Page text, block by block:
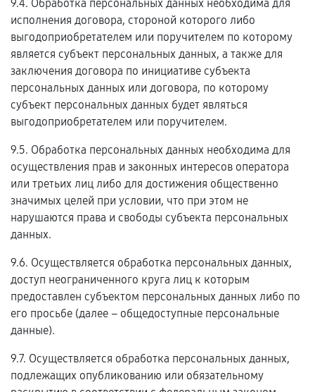
9.4. Обработка персональных данных необходима для
исполнения договора, стороной которого либо
выгодоприобретателем или поручителем по которому
является субъект персональных данных, а также для
заключения договора по инициативе субъекта
персональных данных или договора, по которому
субъект персональных данных будет являться
выгодоприобретателем или поручителем.
9.5. Обработка персональных данных необходима для
осуществления прав и законных интересов оператора
или третьих лиц либо для достижения общественно
значимых целей при условии, что при этом не
нарушаются права и свободы субъекта персональных
данных.
9.6. Осуществляется обработка персональных данных,
доступ неограниченного круга лиц к которым
предоставлен субъектом персональных данных либо по
его просьбе (далее – общедоступные персональные
данные).
9.7. Осуществляется обработка персональных данных,
подлежащих опубликованию или обязательному